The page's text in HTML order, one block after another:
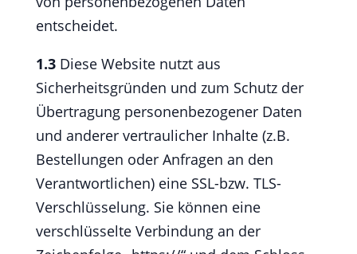
entscheidet.
1.3Diese Website nutzt aus
Sicherheitsgründen und zum Schutz der
Übertragung personenbezogener Daten
und anderer vertraulicher Inhalte (z.B.
Bestellungen oder Anfragen an den
Verantwortlichen) eine SSL-bzw. TLS-
Verschlüsselung. Sie können eine
verschlüsselte Verbindung an der